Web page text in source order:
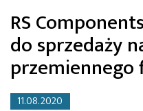
RS
do sprzedaży
11.08.2020